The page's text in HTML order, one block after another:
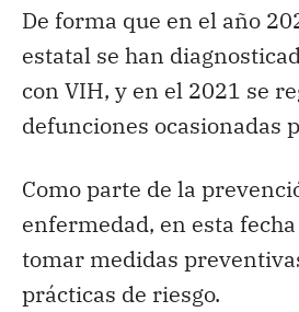
De forma que en el año
estatal se han
con VIH, y en el 2021 se
defunciones ocasionadas
Como parte de la
enfermedad, en esta
tomar medidas
prácticas de riesgo.